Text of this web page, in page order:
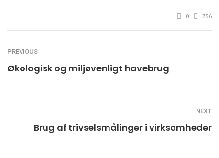
0 756
PREVIOUS
Økologisk og miljøvenligt havebrug
NEXT
Brug af trivselsmålinger i virksomheder